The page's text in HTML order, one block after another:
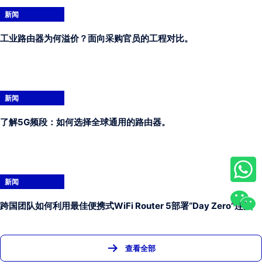
新闻
工业路由器为何溢价？面向采购官员的工程对比。
新闻
了解5G频段：如何选择全球通用的路由器。
新闻
跨国团队如何利用最佳便携式WiFi Router 5部署“Day Zero”连接
查看全部